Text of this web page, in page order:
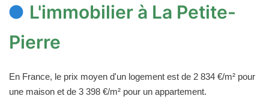
L'immobilier à La Petite-
Pierre
En France, le prix moyen d'un logement est de 2 834 €/m² pour
une maison et de 3 398 €/m² pour un appartement.